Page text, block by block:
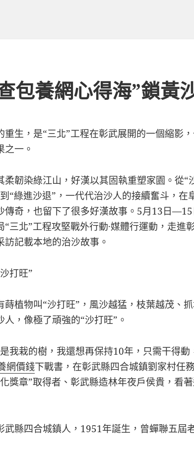
包養網心得海”鎖黃
重生，是“三北”工程在彰武展開的一個縮影
之一。
柔韌染綠江山，好漢以其固執重塑家園。從“
“綠進沙退”，一代代治沙人的接續奮斗，在
傳奇，也留下了很多好漢故事。5月13日
“三北”工程攻堅戰外行動·媒體行運動，走進
訪記載本地的治沙故事。
打旺”
蒔植物叫“沙打旺”，風沙越猛，枝葉越茂、
人，像極了頑強的“沙打旺”。
我栽的樹，我還想再保持10年，只需干得動
網價錢下戰書，在彰武縣四合城鎮劉家村任
獎章”取得者、彰武縣造林年夜戶侯貴，看
武縣四合城鎮人，1951年誕生，曾蟬聯五屆